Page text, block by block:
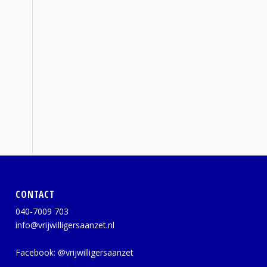
CONTACT
040-7009 703
info@vrijwilligersaanzet.nl
Facebook:@vrijwilligersaanzet